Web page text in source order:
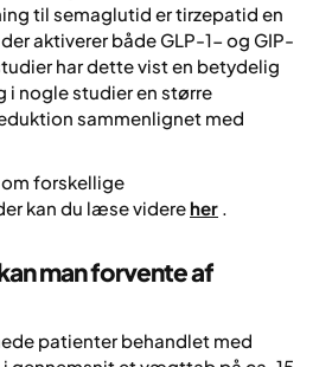
til semaglutid er tirzepatid en
aktiverer både GLP-1- og GIP-
har dette vist en betydelig
nogle studier en større
sammenlignet med
forskellige
kan du læse videre her .
man forvente af
patienter behandlet med